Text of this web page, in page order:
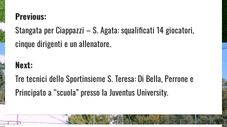
P
o
s
t
n
a
Previous:
Stangata per Ciappazzi – S. Agata: squalificati 14 giocatori,
cinque dirigenti e un allenatore.
Next:
Tre tecnici dello Sportinsieme S. Teresa: Di Bella, Perrone e
Principato a “scuola” presso la Juventus University.